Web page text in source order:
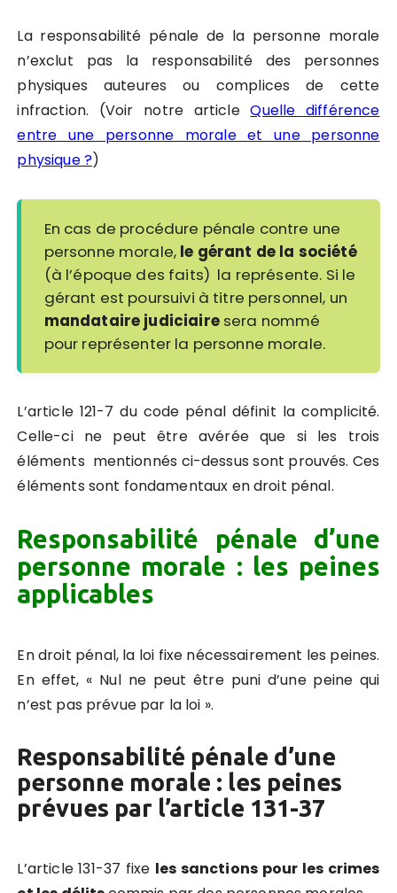
La responsabilité pénale de la personne morale
n’exclut pas la responsabilité des personnes
physiques auteures ou complices de cette
infraction. (Voir notre articleQuelle différence
entre une personne morale et une personne
physique ?)
En cas de procédure pénale contre une
personne morale, le gérant de la société
(à l’époque des faits) la représente. Si le
gérant est poursuivi à titre personnel, un
mandataire judiciairesera nommé
pour représenter la personne morale.
L’article 121-7 du code pénal définit la complicité.
Celle-ci ne peut être avérée que si les trois
éléments mentionnés ci-dessus sont prouvés. Ces
éléments sont fondamentaux en droit pénal.
Responsabilité pénale d’une
personne morale : les peines
applicables
En droit pénal, la loi fixe nécessairement les peines.
En effet, « Nul ne peut être puni d’une peine qui
n’est pas prévue par la loi ».
Responsabilité pénale d’une
personne morale : les peines
prévues par l’article 131-37
L’article 131-37 fixe les sanctions pour les crimes